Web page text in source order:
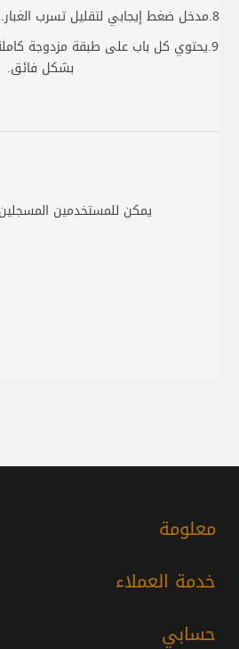
8.مدخل ضغط إيجابي لتقليل تسرب الغبار.
9.يحتوي كل باب على طبقة مزدوجة
بشكل فائق.
يمكن للمستخدمين
معلومة
خدمة العملاء
حسابي